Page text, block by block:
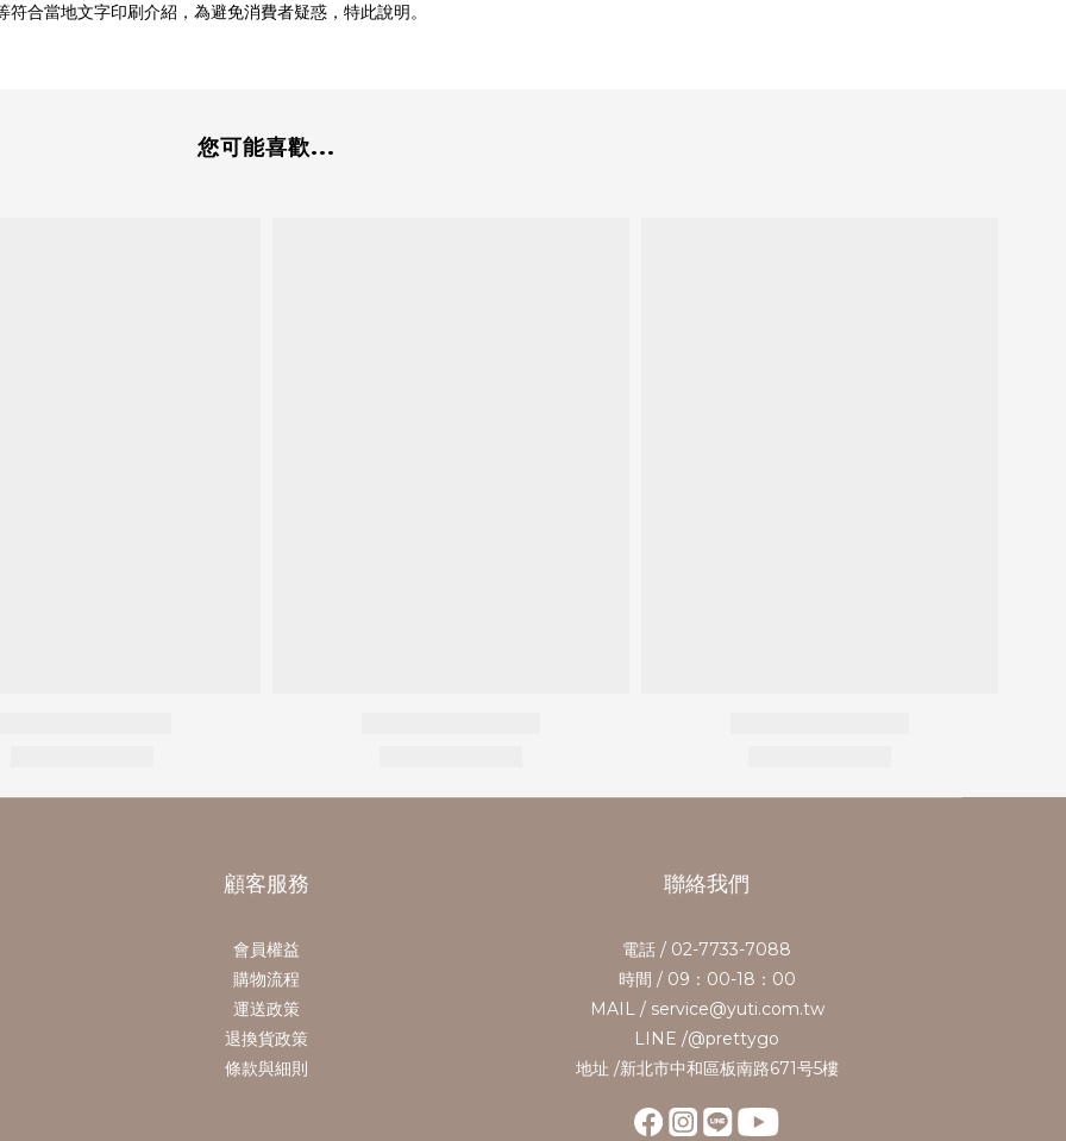
合當地文字印刷介紹，為避免消費者疑惑，特此說明。
您可能喜歡...
顧客服務
會員權益
購物流程
運送政策
退換貨政策
條款與細則
聯絡我們
電話 / 02-7733-7088
時間 / 09：00-18：00
MAIL / service@yuti.com.tw
LINE /@prettygo
地址 /新北市中和區板南路671号5樓